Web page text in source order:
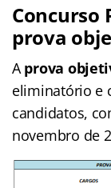
Concurso
prova
Aprova
eliminatório e
candidatos,
novembro de